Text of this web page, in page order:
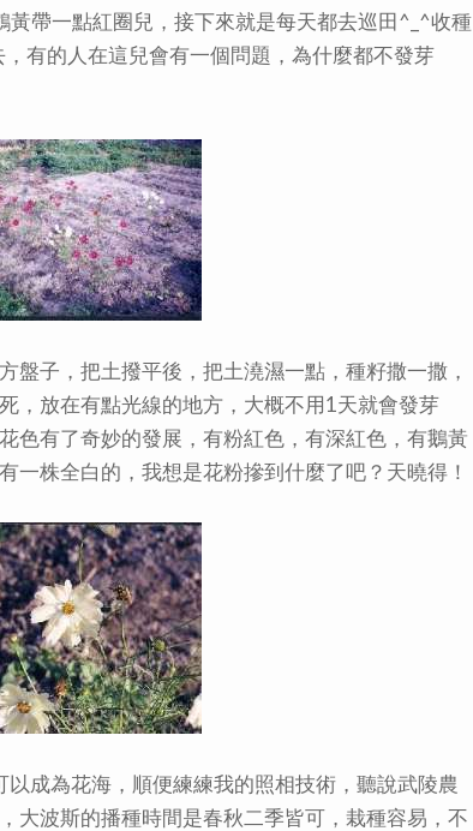
帶一點紅圈兒，接下來就是每天都去巡田^_^收種
有的人在這兒會有一個問題，為什麼都不發芽
盤子，把土撥平後，把土澆濕一點，種籽撒一撒，
，放在有點光線的地方，大概不用1天就會發芽
色有了奇妙的發展，有粉紅色，有深紅色，有鵝黃
一株全白的，我想是花粉摻到什麼了吧？天曉得！
成為花海，順便練練我的照相技術，聽說武陵農
大波斯的播種時間是春秋二季皆可，栽種容易，不